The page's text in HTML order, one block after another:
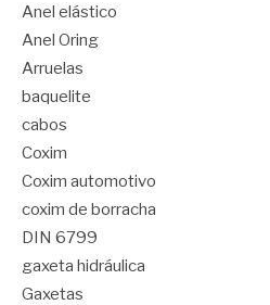
Anel elástico
Anel Oring
Arruelas
baquelite
cabos
Coxim
Coxim automotivo
coxim de borracha
DIN 6799
gaxeta hidráulica
Gaxetas